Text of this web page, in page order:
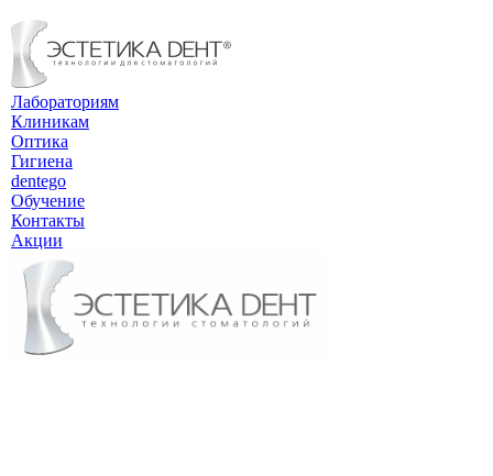
Лабораториям
Клиникам
Оптика
Гигиена
dentego
Обучение
Контакты
Акции